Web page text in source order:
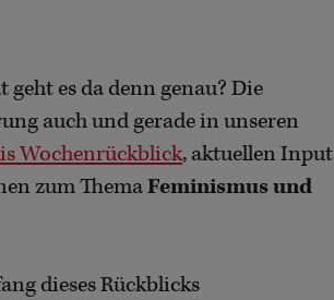
es da denn genau? Die
auch und gerade in unseren
Wochenrückblick, aktuellen Input
zum ThemaFeminismus und
dieses Rückblicks